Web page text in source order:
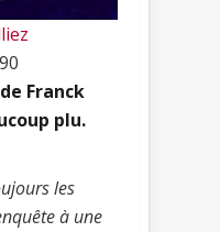
Franck
plu.
les
à une